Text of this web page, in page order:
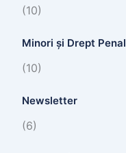
(10)
Minori și Drept Penal
(10)
Newsletter
(6)